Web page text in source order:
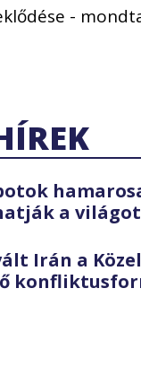
-
a világot
Irán a